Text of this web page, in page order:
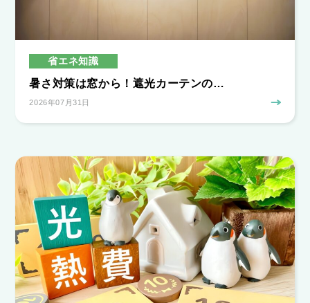
省エネ知識
暑さ対策は窓から！遮光カーテンの…
2026年07月31日